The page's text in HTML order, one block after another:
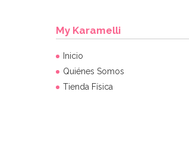
My Karamelli
Inicio
Quiénes Somos
Tienda Física